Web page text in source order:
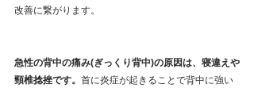
改善に繋がります。
急性の背中の痛み(ぎっくり背中)の原因は、寝違えや
頸椎捻挫です。 首に炎症が起きることで背中に強い